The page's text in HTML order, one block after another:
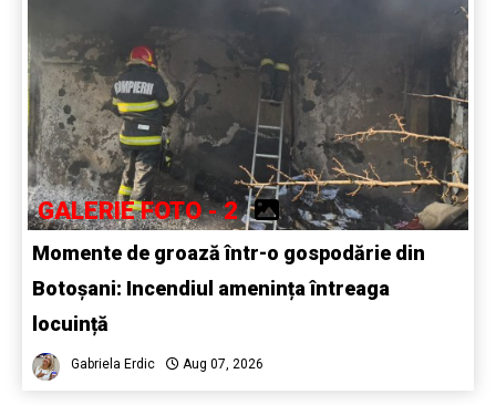
GALERIE FOTO - 2
Momente de groază într-o gospodărie din
Botoșani: Incendiul amenința întreaga
locuință
Gabriela Erdic Aug 07, 2026